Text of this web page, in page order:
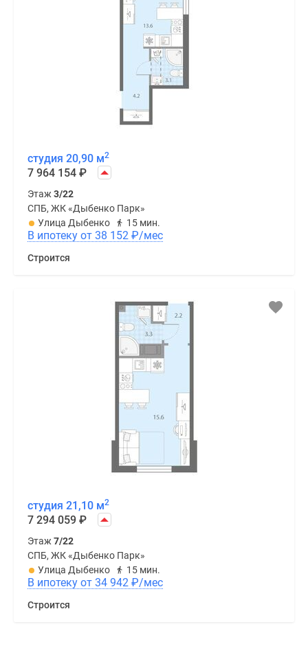
студия 20,90 м2
7 964 154 ₽
Этаж3/22
СПБ, ЖК «Дыбенко Парк»
Улица Дыбенко
15 мин.
В ипотеку от 38 152 ₽/мес
Строится
студия 21,10 м2
7 294 059 ₽
Этаж7/22
СПБ, ЖК «Дыбенко Парк»
Улица Дыбенко
15 мин.
В ипотеку от 34 942 ₽/мес
Строится